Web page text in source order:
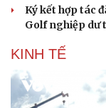
Ký kết hợp tác
Golf nghiệp dư
KINH TẾ